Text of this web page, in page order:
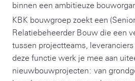
binnen een ambitieuze
KBK bouwgroep zoekt een
Relatiebeheerder Bouw die een
tussen projectteams,
deze functie werk je mee aan
nieuwbouwprojecten: van